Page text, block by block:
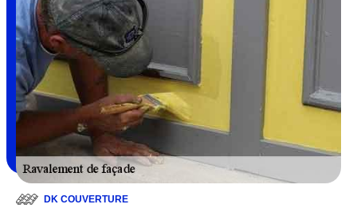
DK COUVERTURE